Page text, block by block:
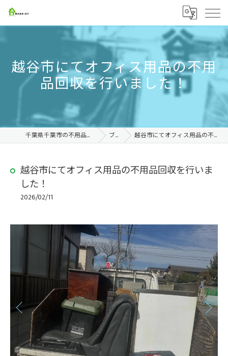
越谷市にてオフィス用品の不用
品回収を行いました！
千葉県千葉市の不用品回収なら株式会社ACT ブログ 越谷市にてオフィス用品の不用品回収を行いました！
越谷市にてオフィス用品の不用品回収を行いま
した！
2026/02/11